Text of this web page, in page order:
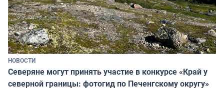
НОВОСТИ
Северяне могут принять участие в конкурсе «Край у
северной границы: фотогид по Печенгскому округу»